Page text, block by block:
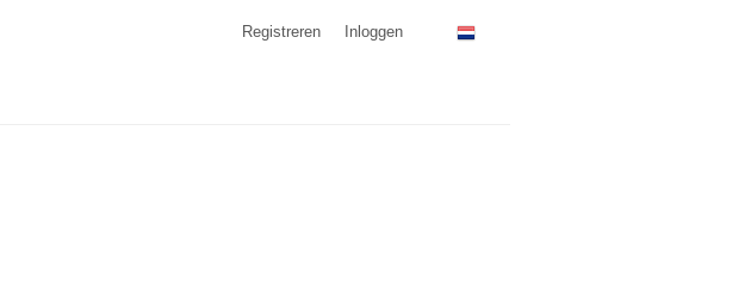
Registreren Inloggen